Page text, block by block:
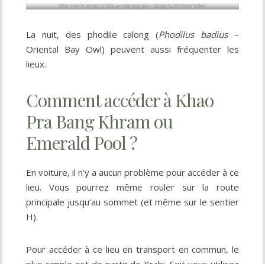
Dicée à ventre orange 2 (Dicaeum trigonostigma– Orange-bellied Flowerpecker)
La nuit, des phodile calong (Phodilus badius–
Oriental Bay Owl) peuvent aussi fréquenter les
lieux.
Comment accéder à Khao
Pra Bang Khram ou
Emerald Pool ?
En voiture, il n’y a aucun problème pour accéder à ce
lieu. Vous pourrez même rouler sur la route
principale jusqu’au sommet (et même sur le sentier
H).
Pour accéder à ce lieu en transport en commun, le